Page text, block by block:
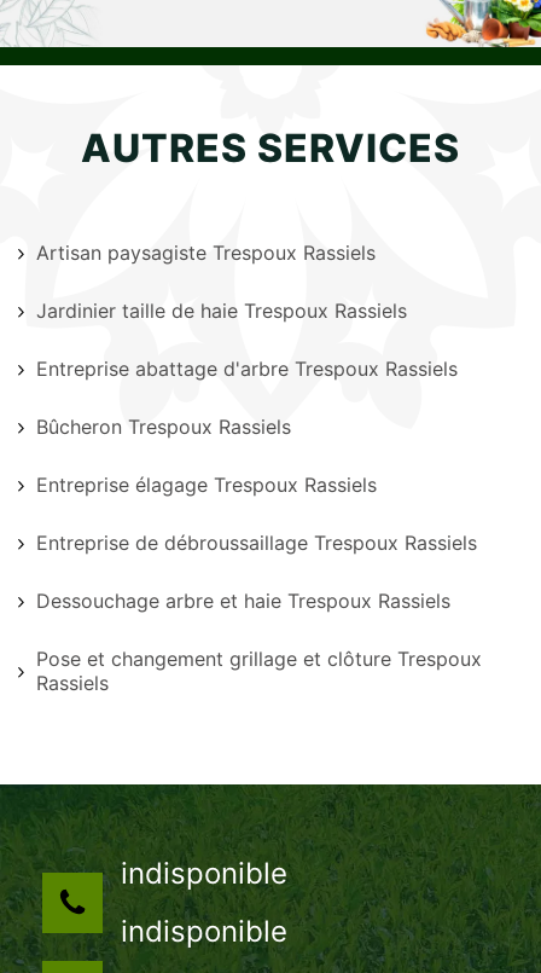
AUTRES SERVICES
Artisan paysagiste Trespoux Rassiels
Jardinier taille de haie Trespoux Rassiels
Entreprise abattage d'arbre Trespoux Rassiels
Bûcheron Trespoux Rassiels
Entreprise élagage Trespoux Rassiels
Entreprise de débroussaillage Trespoux Rassiels
Dessouchage arbre et haie Trespoux Rassiels
Pose et changement grillage et clôture Trespoux
Rassiels
indisponible
indisponible